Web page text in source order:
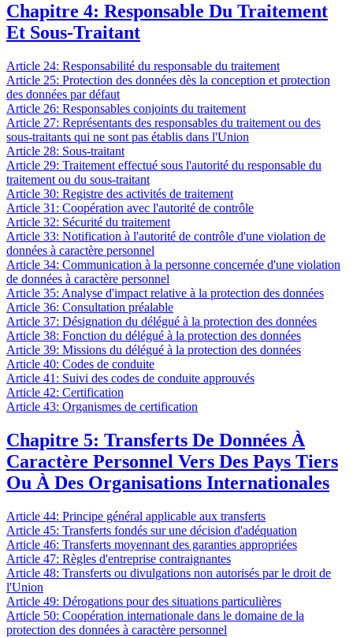
Chapitre 4: Responsable Du Traitement
Et Sous-Traitant
Article 24: Responsabilité du responsable du traitement
Article 25: Protection des données dès la conception et protection
des données par défaut
Article 26: Responsables conjoints du traitement
Article 27: Représentants des responsables du traitement ou des
sous-traitants qui ne sont pas établis dans l'Union
Article 28: Sous-traitant
Article 29: Traitement effectué sous l'autorité du responsable du
traitement ou du sous-traitant
Article 30: Registre des activités de traitement
Article 31: Coopération avec l'autorité de contrôle
Article 32: Sécurité du traitement
Article 33: Notification à l'autorité de contrôle d'une violation de
données à caractère personnel
Article 34: Communication à la personne concernée d'une violation
de données à caractère personnel
Article 35: Analyse d'impact relative à la protection des données
Article 36: Consultation préalable
Article 37: Désignation du délégué à la protection des données
Article 38: Fonction du délégué à la protection des données
Article 39: Missions du délégué à la protection des données
Article 40: Codes de conduite
Article 41: Suivi des codes de conduite approuvés
Article 42: Certification
Article 43: Organismes de certification
Chapitre 5: Transferts De Données À
Caractère Personnel Vers Des Pays Tiers
Ou À Des Organisations Internationales
Article 44: Principe général applicable aux transferts
Article 45: Transferts fondés sur une décision d'adéquation
Article 46: Transferts moyennant des garanties appropriées
Article 47: Règles d'entreprise contraignantes
Article 48: Transferts ou divulgations non autorisés par le droit de
l'Union
Article 49: Dérogations pour des situations particulières
Article 50: Coopération internationale dans le domaine de la
protection des données à caractère personnel